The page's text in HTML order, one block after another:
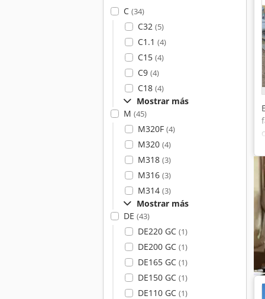
C (34)
C32 (5)
C1.1 (4)
C15 (4)
C9 (4)
C18 (4)
Mostrar más
M (45)
M320F (4)
M320 (4)
M318 (3)
M316 (3)
M314 (3)
Mostrar más
DE (43)
DE220 GC (1)
DE200 GC (1)
DE165 GC (1)
DE150 GC (1)
DE110 GC (1)